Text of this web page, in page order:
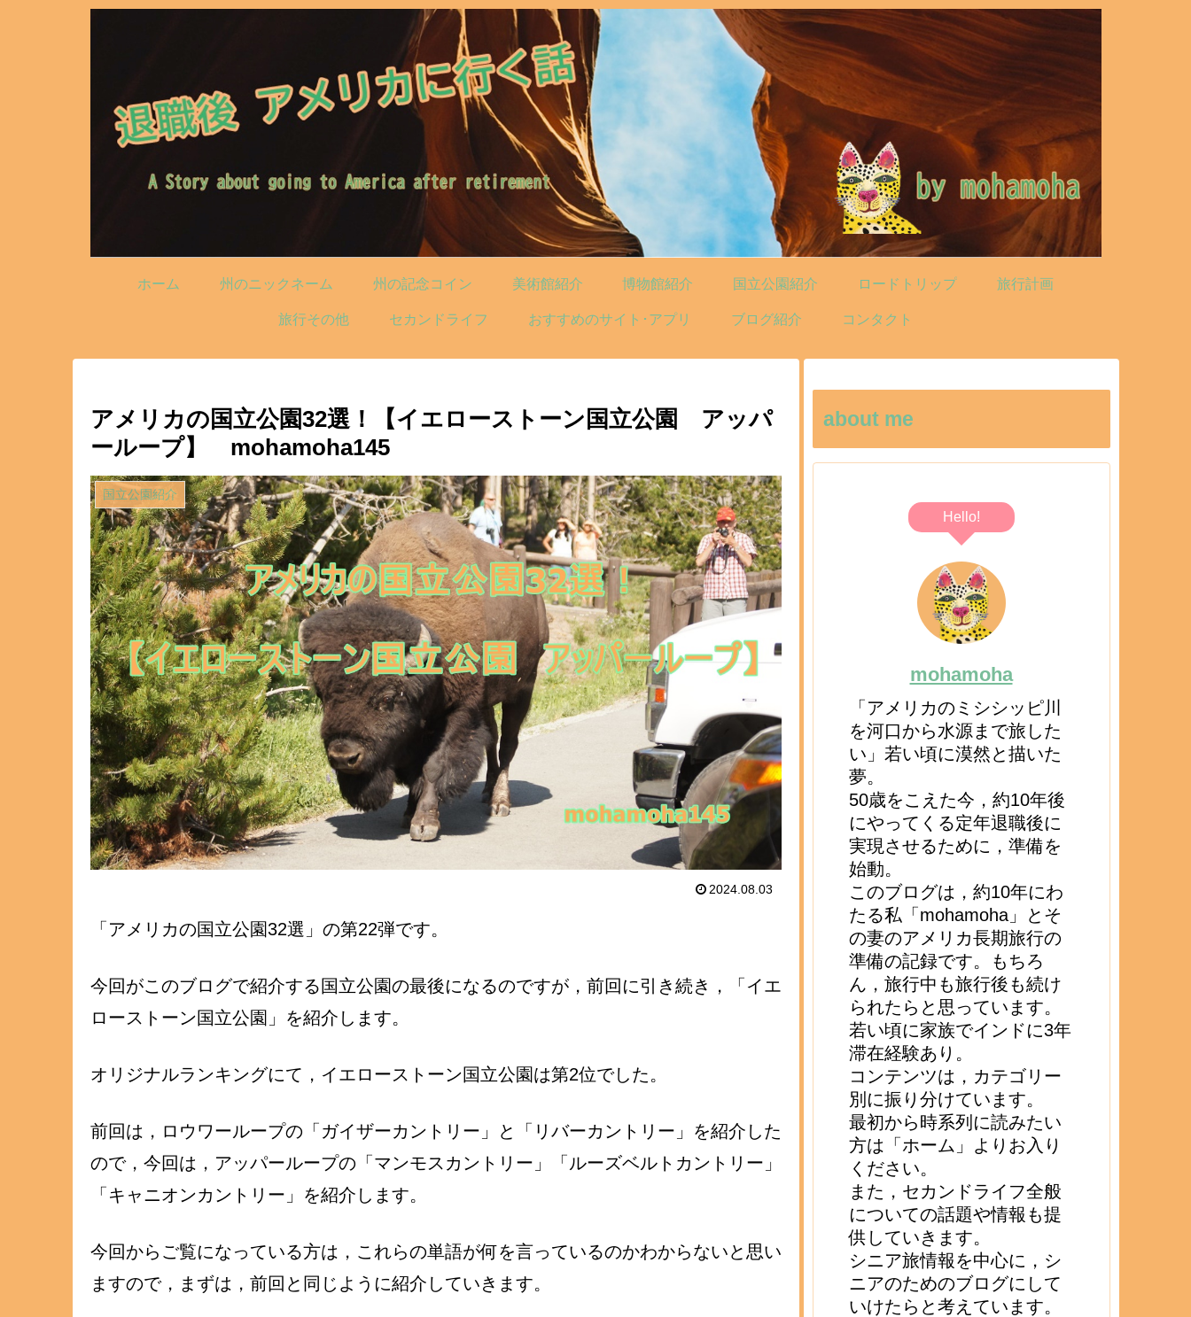
ホーム 州のニックネーム 州の記念コイン 美術館紹介 博物館紹介 国立公園紹介 ロードトリップ 旅行計画
旅行その他 セカンドライフ おすすめのサイト･アプリ ブログ紹介 コンタクト
アメリカの国立公園32選！【イエローストーン国立公園 アッパ
ーループ】 mohamoha145
国立公園紹介
2024.08.03
「アメリカの国立公園32選」の第22弾です。
今回がこのブログで紹介する国立公園の最後になるのですが，前回に引き続き，「イエ
ローストーン国立公園」を紹介します。
オリジナルランキングにて，イエローストーン国立公園は第2位でした。
前回は，ロウワーループの「ガイザーカントリー」と「リバーカントリー」を紹介した
ので，今回は，アッパーループの「マンモスカントリー」「ルーズベルトカントリー」
「キャニオンカントリー」を紹介します。
今回からご覧になっている方は，これらの単語が何を言っているのかわからないと思い
ますので，まずは，前回と同じように紹介していきます。
about me
Hello!
mohamoha
「アメリカのミシシッピ川
を河口から水源まで旅した
い」若い頃に漠然と描いた
夢。
50歳をこえた今，約10年後
にやってくる定年退職後に
実現させるために，準備を
始動。
このブログは，約10年にわ
たる私「mohamoha」とそ
の妻のアメリカ長期旅行の
準備の記録です。もちろ
ん，旅行中も旅行後も続け
られたらと思っています。
若い頃に家族でインドに3年
滞在経験あり。
コンテンツは，カテゴリー
別に振り分けています。
最初から時系列に読みたい
方は「ホーム」よりお入り
ください。
また，セカンドライフ全般
についての話題や情報も提
供していきます。
シニア旅情報を中心に，シ
ニアのためのブログにして
いけたらと考えています。